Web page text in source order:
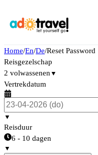
Home/En/De/Reset Password
Reisgezelschap
2 volwassenen ▼
Vertrekdatum
▼
Reisduur
6 - 10 dagen
▼